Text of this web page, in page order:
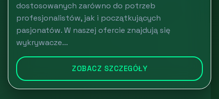
dostosowanych zarówno do potrzeb
profesjonalistów, jak i początkujących
pasjonatów. W naszej ofercie znajdują się
wykrywacze...
ZOBACZ SZCZEGÓŁY